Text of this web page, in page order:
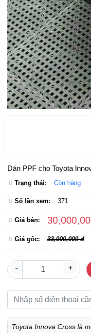
Dán PPF cho Toyota
Trạng thái: Còn hàng
Số lần xem: 371
Giá bán:
Giá gốc: 33,000,000 đ
- +
Toyota Innova Cross là